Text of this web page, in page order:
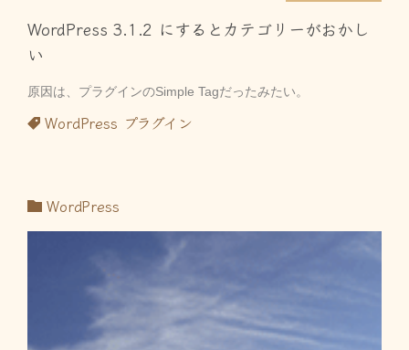
WordPress 3.1.2 にするとカテゴリーがおかし
い
原因は、プラグインのSimple Tagだったみたい。
WordPress プラグイン
WordPress